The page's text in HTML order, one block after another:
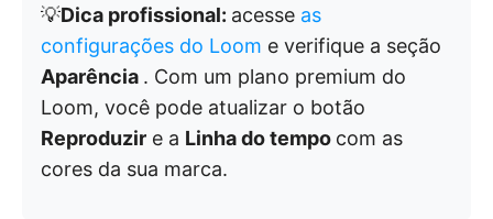
💡Dica profissional: acesse as
configurações do Loom e verifique a seção
Aparência . Com um plano premium do
Loom, você pode atualizar o botão
Reproduzir e a Linha do tempo com as
cores da sua marca.